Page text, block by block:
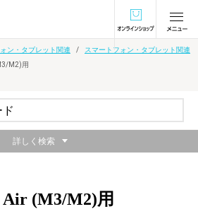
オンラインショ
ン・タブレット関連
スマートフォン・タブレット関連
M2)用
Air (M3/M2)用
詳しく検索